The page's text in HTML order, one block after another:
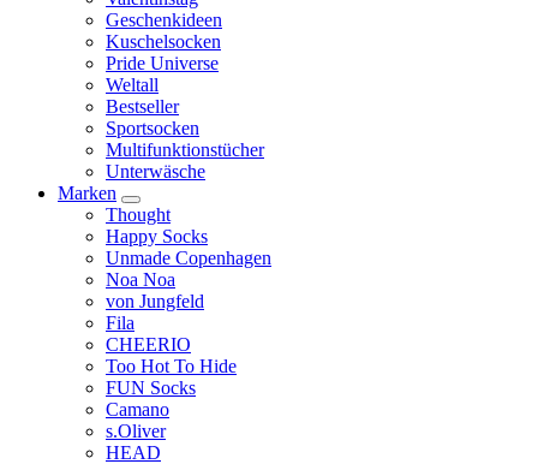
Geschenkideen
Kuschelsocken
Pride Universe
Weltall
Bestseller
Sportsocken
Multifunktionstücher
Unterwäsche
Marken
Thought
Happy Socks
Unmade Copenhagen
Noa Noa
von Jungfeld
Fila
CHEERIO
Too Hot To Hide
FUN Socks
Camano
s.Oliver
HEAD